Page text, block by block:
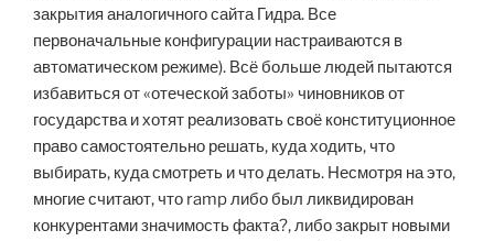
закрытия аналогичного сайта Гидра. Все
первоначальные конфигурации настраиваются в
автоматическом режиме). Всё больше людей пытаются
избавиться от «отеческой заботы» чиновников от
государства и хотят реализовать своё конституционное
право самостоятельно решать, куда ходить, что
выбирать, куда смотреть и что делать. Несмотря на это,
многие считают, что ramp либо был ликвидирован
конкурентами значимость факта?, либо закрыт новыми